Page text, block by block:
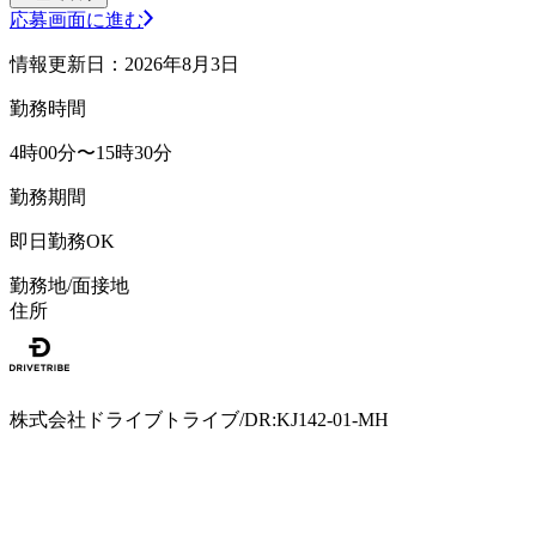
応募画面に進む
情報更新日：2026年8月3日
勤務時間
4時00分〜15時30分
勤務期間
即日勤務OK
勤務地/面接地
住所
株式会社ドライブトライブ/DR:KJ142-01-MH